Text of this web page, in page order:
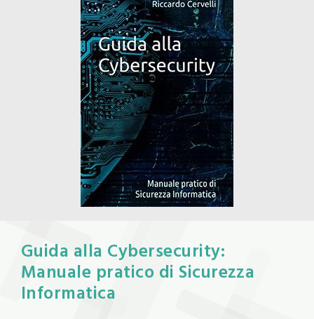
Guida alla Cybersecurity:
Manuale pratico di Sicurezza
Informatica